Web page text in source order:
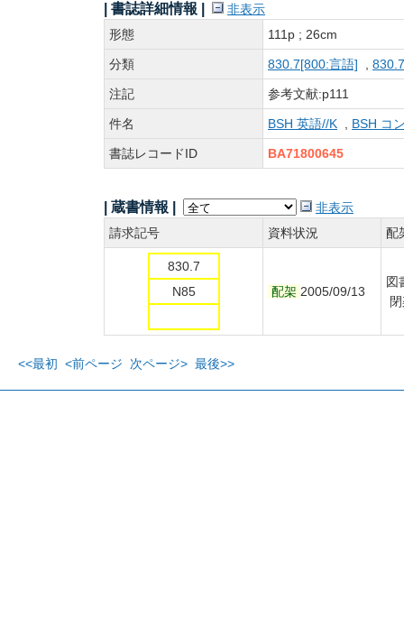
| 書誌詳細情報 |
非表示
形態
111p ; 26cm
分類 830.7[800:言語]
注記 参考文献:p111
件名 BSH 英語//K BSH コ
書誌レコードID BA71800645
| 蔵書情報 |
非表示
請求記号
資料状況 配
830.7
N85
配架 2005/09/13
図
<<最初 <前ページ 次ページ> 最後>>